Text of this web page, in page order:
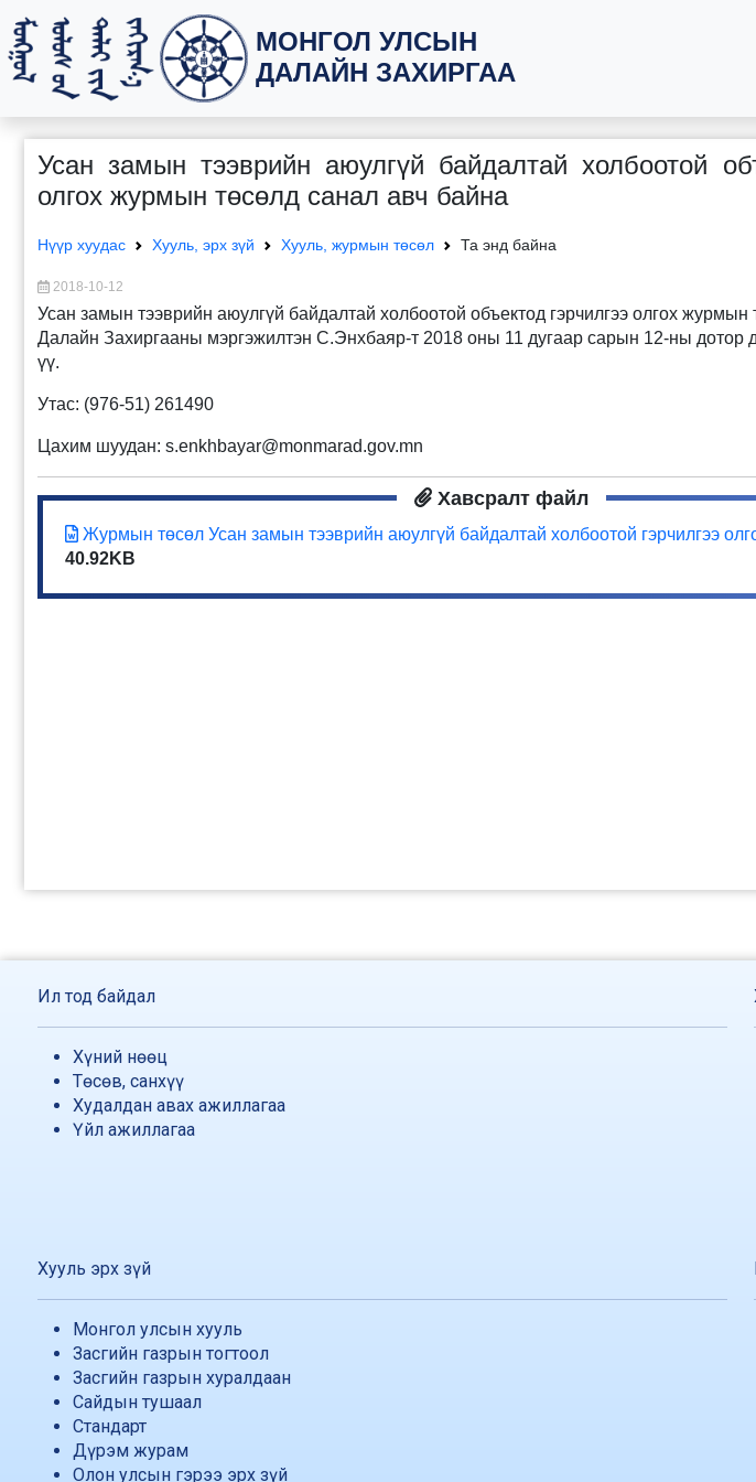
МОНГОЛ УЛСЫН
ДАЛАЙН ЗАХИРГАА
Усан замын тээврийн аюулгүй байдалтай холбоотой
олгох журмын төсөлд санал авч байна
Нүүр хуудас Хууль, эрх зүй Хууль, журмын төсөл Та энд байна
2018-10-12
Усан замын тээврийн аюулгүй байдалтай холбоотой объектод гэрчилгээ олгох журмын
Далайн Захиргааны мэргэжилтэн С.Энхбаяр-т 2018 оны 11 дугаар сарын 12-ны дотор
үү.
Утас: (976-51) 261490
Цахим шуудан: s.enkhbayar@monmarad.gov.mn
Хавсралт файл
Журмын төсөл Усан замын тээврийн аюулгүй байдалтай холбоотой гэрчилгээ
40.92KB
Ил тод байдал
Хүний нөөц
Төсөв, санхүү
Худалдан авах ажиллагаа
Үйл ажиллагаа
Хууль эрх зүй
Монгол улсын хууль
Засгийн газрын тогтоол
Засгийн газрын хуралдаан
Сайдын тушаал
Стандарт
Дүрэм журам
Олон улсын гэрээ эрх зүй